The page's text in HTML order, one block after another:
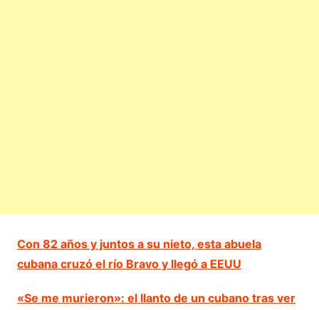
Con 82 años y juntos a su nieto, esta abuela
cubana cruzó el río Bravo y llegó a EEUU
«Se me murieron»: el llanto de un cubano tras ver